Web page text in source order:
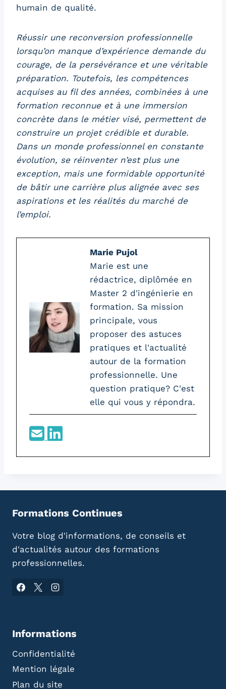
humain de qualité.
Réussir une reconversion professionnelle
lorsqu’on manque d’expérience demande du
courage, de la persévérance et une véritable
préparation. Toutefois, les compétences
acquises au fil des années, combinées à une
formation reconnue et à une immersion
concrète dans le métier visé, permettent de
construire un projet crédible et durable.
Dans un monde professionnel en constante
évolution, se réinventer n’est plus une
exception, mais une formidable opportunité
de bâtir une carrière plus alignée avec ses
aspirations et les réalités du marché de
l’emploi.
Marie Pujol
Marie est une
rédactrice, diplômée en
Master 2 d'ingénierie en
formation. Sa mission
principale, vous
proposer des astuces
pratiques et l'actualité
autour de la formation
professionnelle. Une
question pratique? C'est
elle qui vous y répondra.
Formations Continues
Votre blog d'informations, de conseils et
d'actualités autour des formations
professionnelles.
Informations
Confidentialité
Mention légale
Plan du site